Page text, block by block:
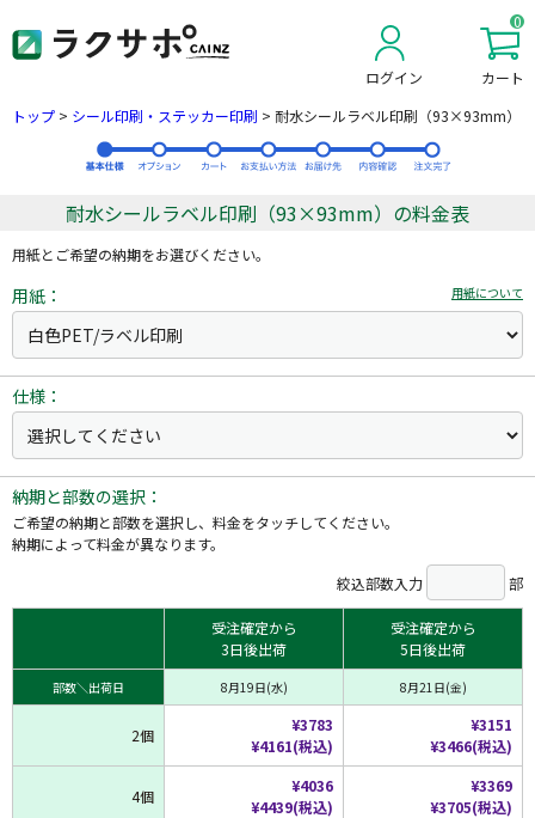
ログイン
0
カート
トップ > シール印刷・ステッカー印刷 > 耐水シールラベル印刷（93×93mm）
耐水シールラベル印刷（93×93mm）の料金表
用紙とご希望の納期をお選びください。
用紙： 用紙について
仕様：
納期と部数の選択：
ご希望の納期と部数を選択し、料金をタッチしてください。
納期によって料金が異なります。
絞込部数入力
部
受注確定から
3日後出荷
受注確定から
5日後出荷
部数＼出荷日 8月19日(水) 8月21日(金)
2個
¥3783
¥4161(税込)
¥3151
¥3466(税込)
4個
¥4036
¥4439(税込)
¥3369
¥3705(税込)